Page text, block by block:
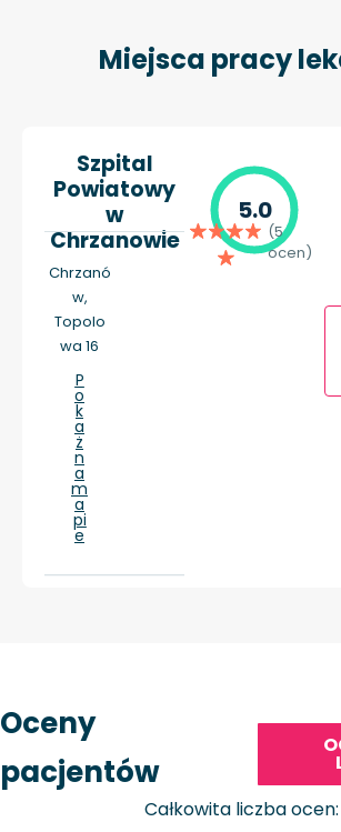
Miejsca pracy
Szpital
Powiatowy
w
Chrzanowie
Chrzanó
w,
Topolo
wa 16
P
o
k
a
ż
n
a
m
a
pi
e
5.0
(5
ocen)
Oceny
pacjentów
Całkowita liczba